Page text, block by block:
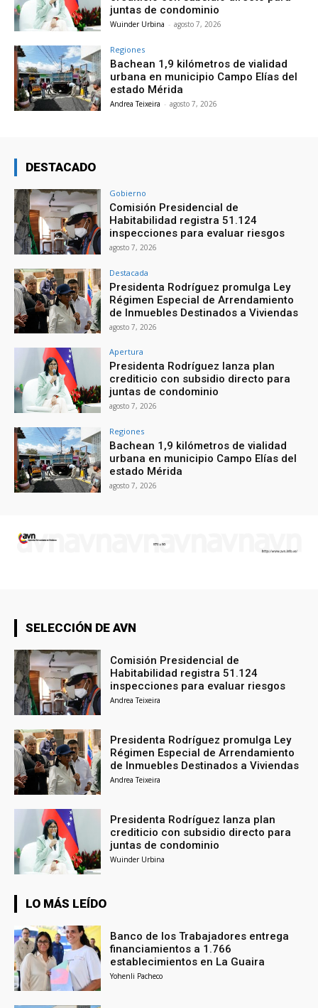
juntas de condominio
Wuinder Urbina - agosto 7, 2026
Regiones
Bachean 1,9 kilómetros de vialidad
urbana en municipio Campo Elías del
estado Mérida
Andrea Teixeira - agosto 7, 2026
DESTACADO
Gobierno
Comisión Presidencial de
Habitabilidad registra 51.124
inspecciones para evaluar riesgos
agosto 7, 2026
Destacada
Presidenta Rodríguez promulga Ley
Régimen Especial de Arrendamiento
de Inmuebles Destinados a Viviendas
agosto 7, 2026
Apertura
Presidenta Rodríguez lanza plan
crediticio con subsidio directo para
juntas de condominio
agosto 7, 2026
Regiones
Bachean 1,9 kilómetros de vialidad
urbana en municipio Campo Elías del
estado Mérida
agosto 7, 2026
SELECCIÓN DE AVN
Comisión Presidencial de
Habitabilidad registra 51.124
inspecciones para evaluar riesgos
Andrea Teixeira
Presidenta Rodríguez promulga Ley
Régimen Especial de Arrendamiento
de Inmuebles Destinados a Viviendas
Andrea Teixeira
Presidenta Rodríguez lanza plan
crediticio con subsidio directo para
juntas de condominio
Wuinder Urbina
LO MÁS LEÍDO
Banco de los Trabajadores entrega
financiamientos a 1.766
establecimientos en La Guaira
Yohenli Pacheco